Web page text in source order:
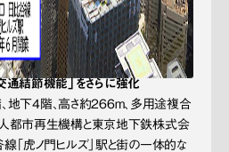
通結節機能」をさらに強化
、地下4階、高さ約266m、多用途複合
都市再生機構と東京地下鉄株式会
「虎ノ門ヒルズ」駅と街の一体的な